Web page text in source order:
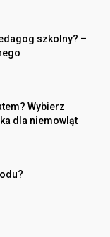
szkolny? –
Wybierz
dla niemowląt